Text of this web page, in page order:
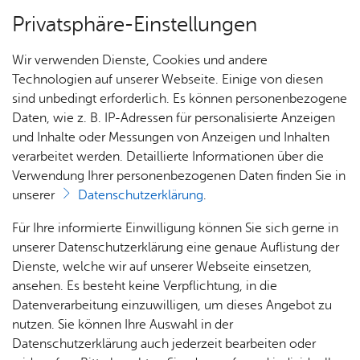
Über­sicht Bür­ger & Stadt
Rat­
haus &
Bür­
ger­
ser­vice
Rat­
häu­ser
Nach­
rich­
ten,
Vi­de­os
& Bil­
der
Me­di­
Jobs
Stel­
len­an­
ge­bo­te
Aus­bil­
dung &
Stu­di­
Bauen
& Um­
welt
Geo­
da­ten
Ge­
sund­
heit &
kum
Dienst­leis­tun­gen A–Z
Vor­le­sen
Auf­ent­halts­er­laub­nis zum
Zweck der For­schung be­an­
tra­gen
Sie besitzen eine ausländische Staatsangehörigkeit und
möchten eine Aufenthaltserlaubnis, um zu forschen?
Privatsphäre-Einstellungen
Wir verwenden Dienste, Cookies und andere
Technologien auf unserer Webseite. Einige von diesen
sind unbedingt erforderlich. Es können personenbezogene
Daten, wie z. B. IP-Adressen für personalisierte Anzeigen
und Inhalte oder Messungen von Anzeigen und Inhalten
verarbeitet werden. Detaillierte Informationen über die
Verwendung Ihrer personenbezogenen Daten finden Sie in
unserer
Datenschutzerklärung.
Für Ihre informierte Einwilligung können Sie sich gerne in
unserer Datenschutzerklärung eine genaue Auflistung der
Dienste, welche wir auf unserer Webseite einsetzen,
ansehen. Es besteht keine Verpflichtung, in die
Datenverarbeitung einzuwilligen, um dieses Angebot zu
nutzen. Sie können Ihre Auswahl in der
Datenschutzerklärung auch jederzeit bearbeiten oder